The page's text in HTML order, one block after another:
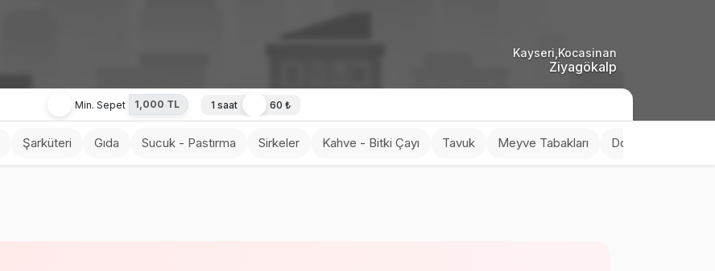
Kayseri,Kocasinan
Ziyagökalp
Min. Sepet 1,000 TL 1 saat 60 ₺
Şarküteri Gıda Sucuk - Pastırma Sirkeler Kahve - Bitki Çayı Tavuk Meyve Tabakları Dondurma